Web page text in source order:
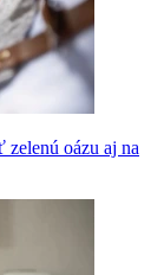
oázu aj na